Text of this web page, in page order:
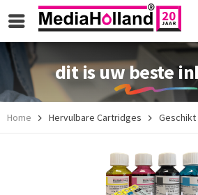
dit is uw beste
Home Hervulbare Cartridges Geschikt